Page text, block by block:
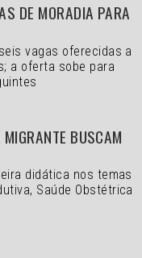
DE MORADIA PARA
vagas oferecidas a
a oferta sobe para
BUSCAM
didática nos temas
Saúde Obstétrica